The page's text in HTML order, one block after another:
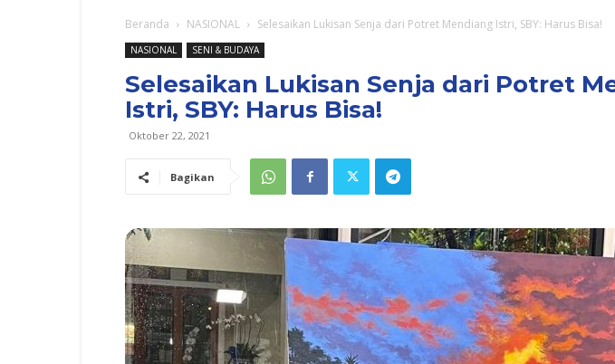
Beranda NASIONAL Selesaikan Lukisan Senja dari Potret Mendiang Istri, SBY: Harus Bisa!
NASIONAL SENI & BUDAYA
Selesaikan Lukisan Senja dari Potret
Istri, SBY: Harus Bisa!
Oktober 22, 2021
Bagikan